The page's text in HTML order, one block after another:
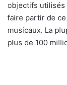
objectifs utilisés
faire partir de
musicaux. La
plus de 100